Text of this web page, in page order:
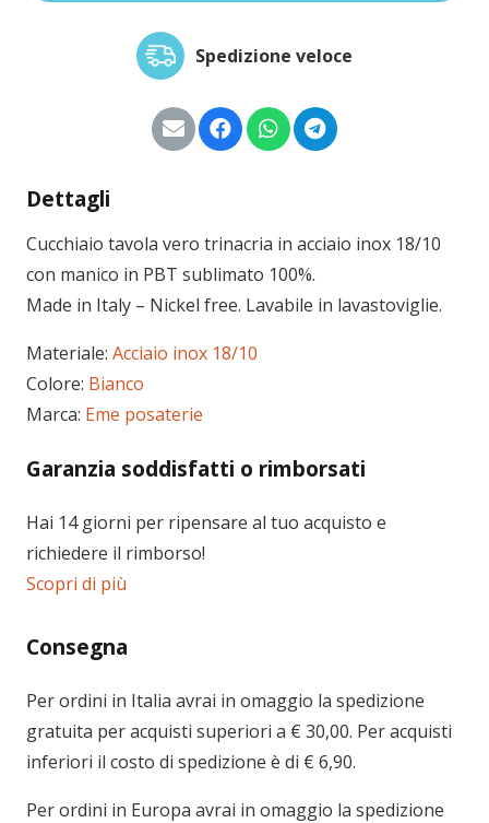
Spedizione veloce
Garanzia soddisfatti o rimborsati
Hai 14 giorni per ripensare al tuo acquisto e
richiedere il rimborso!
Scopri di più
Consegna
Per ordini in Italia avrai in omaggio la spedizione
gratuita per acquisti superiori a € 30,00. Per acquisti
inferiori il costo di spedizione è di € 6,90.
Per ordini in Europa avrai in omaggio la spedizione
Dettagli
Cucchiaio tavola vero trinacria in acciaio inox 18/10
con manico in PBT sublimato 100%.
Made in Italy – Nickel free. Lavabile in lavastoviglie.
Materiale: Acciaio inox 18/10
Colore: Bianco
Marca: Eme posaterie